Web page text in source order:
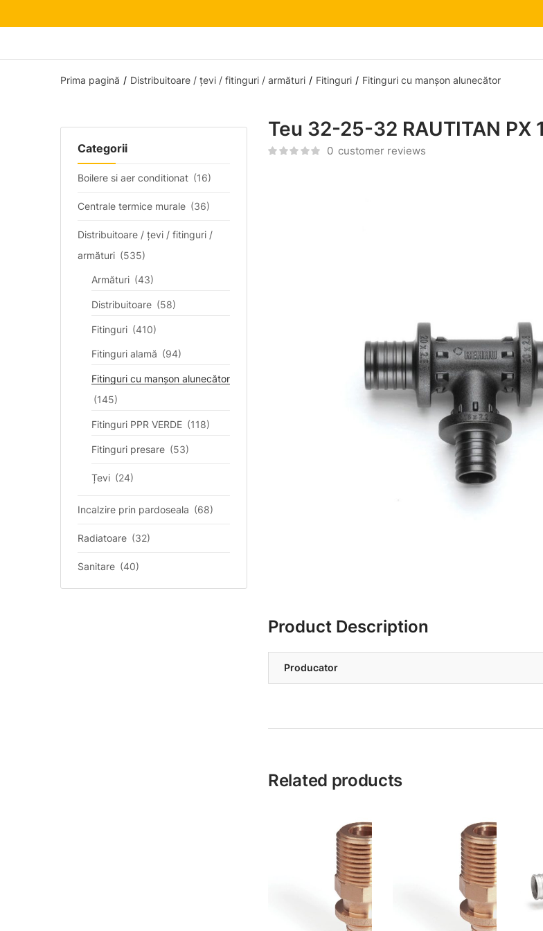
Prima pagină Distribuitoare / țevi / fitinguri / armături Fitinguri Fitinguri cu manșon alunecător
Categorii
Boilere si aer conditionat (16)
Centrale termice murale (36)
Distribuitoare / țevi / fitinguri /
armături (535)
Armături (43)
Distribuitoare (58)
Fitinguri (410)
Fitinguri alamă (94)
Fitinguri cu manșon alunecător
(145)
Fitinguri PPR VERDE (118)
Fitinguri presare (53)
Țevi (24)
Incalzire prin pardoseala (68)
Radiatoare (32)
Sanitare (40)
Teu 32-25-32 RAUTITAN PX
0 customer reviews
Product Description
Producator
Related products